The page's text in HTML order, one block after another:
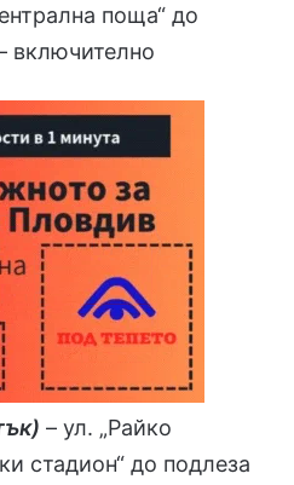
поща“ до
включително
– ул. „Райко
стадион“ до подлеза